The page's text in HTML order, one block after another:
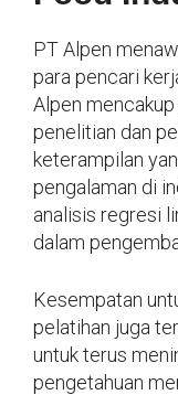
PT Alpen
para pencari
Alpen
penelitian dan
keterampilan
pengalaman di
analisis regresi
dalam
Kesempatan
pelatihan juga
untuk terus
pengetahuan